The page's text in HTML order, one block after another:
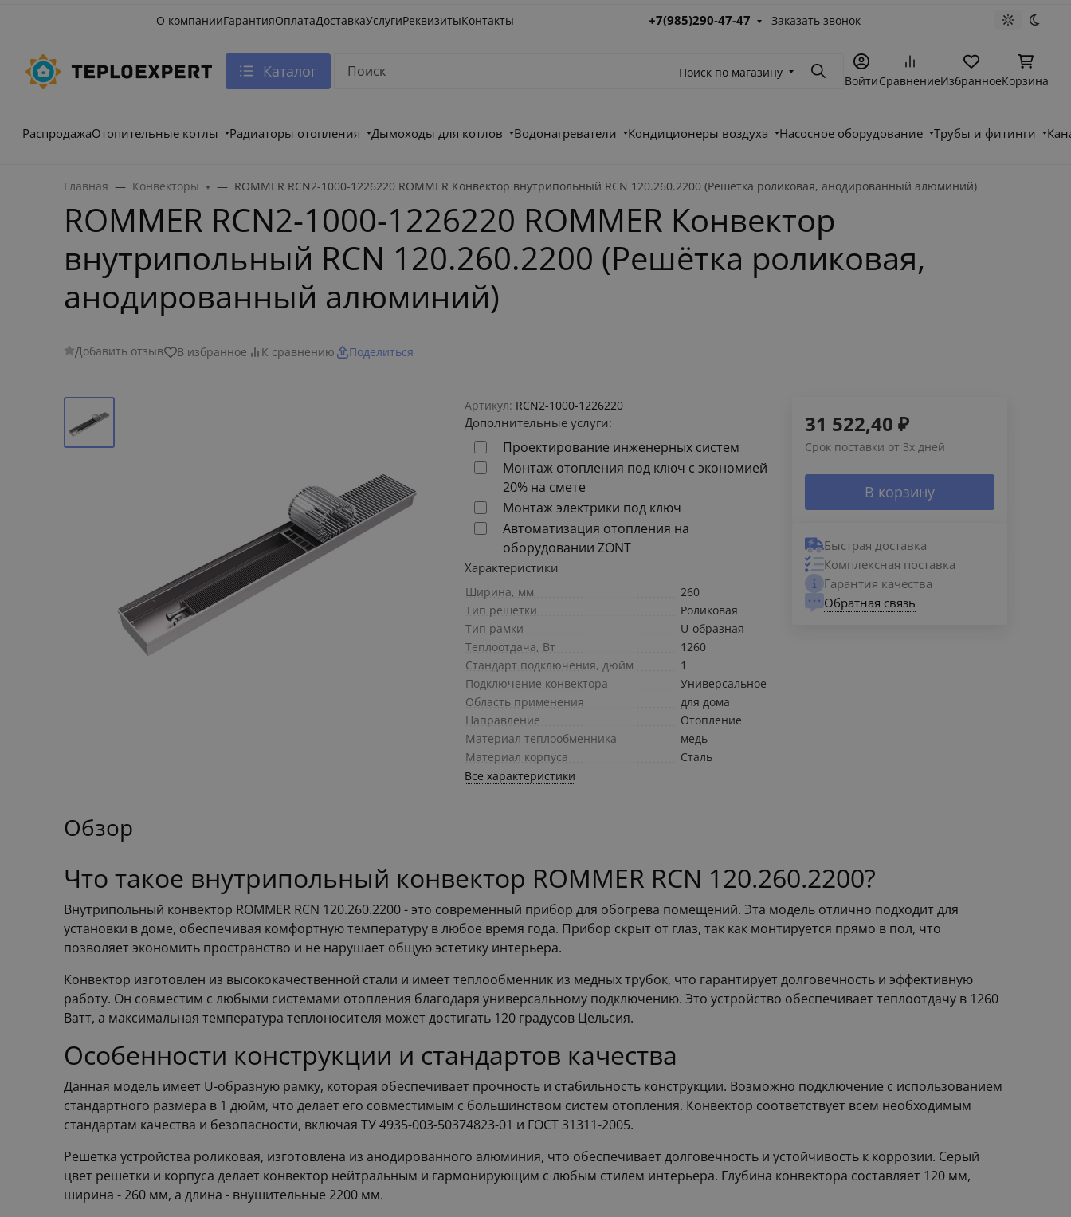
О компанииГарантияОплатаДоставкаУслугиРеквизитыКонтакты +7(985)290-47-47 Заказать звонок Светлая
Каталог Поиск по магазину ПоискВойтиСравнениеИзбранноеКорзина
РаспродажаОтопительные котлы Радиаторы отопления Дымоходы для котлов Водонагреватели Кондиционеры воздуха Насосное оборудование Трубы и фитинги
Главная Конвекторы ROMMER RCN2-1000-1226220 ROMMER Конвектор внутрипольный RCN 120.260.2200 (Решётка роликовая, анодированный алюминий)
ROMMER RCN2-1000-1226220 ROMMER Конвектор
внутрипольный RCN 120.260.2200 (Решётка роликовая,
анодированный алюминий)
Добавить отзыв В избранное К сравнению Поделиться
Артикул: RCN2-1000-1226220
Дополнительные услуги:
Проектирование инженерных систем
Монтаж отопления под ключ с экономией
20% на смете
Монтаж электрики под ключ
Автоматизация отопления на
оборудовании ZONT
Характеристики
Ширина, мм
260
Тип решетки
Роликовая
Тип рамки
U-образная
Теплоотдача, Вт
1260
Стандарт подключения, дюйм
1
Подключение конвектора
Универсальное
Область применения
для дома
Направление
Отопление
Материал теплообменника
медь
Материал корпуса
Сталь
Все характеристики
31 522,40 ₽
Срок поставки от 3х дней
В корзину
Быстрая доставка
Комплексная поставка
Гарантия качества
Обратная связь
Обзор
Что такое внутрипольный конвектор ROMMER RCN 120.260.2200?
Внутрипольный конвектор ROMMER RCN 120.260.2200 - это современный прибор для обогрева помещений. Эта модель отлично подходит для
установки в доме, обеспечивая комфортную температуру в любое время года. Прибор скрыт от глаз, так как монтируется прямо в пол, что
позволяет экономить пространство и не нарушает общую эстетику интерьера.
Конвектор изготовлен из высококачественной стали и имеет теплообменник из медных трубок, что гарантирует долговечность и эффективную
работу. Он совместим с любыми системами отопления благодаря универсальному подключению. Это устройство обеспечивает теплоотдачу в 1260
Ватт, а максимальная температура теплоносителя может достигать 120 градусов Цельсия.
Особенности конструкции и стандартов качества
Данная модель имеет U-образную рамку, которая обеспечивает прочность и стабильность конструкции. Возможно подключение с использованием
стандартного размера в 1 дюйм, что делает его совместимым с большинством систем отопления. Конвектор соответствует всем необходимым
стандартам качества и безопасности, включая ТУ 4935-003-50374823-01 и ГОСТ 31311-2005.
Решетка устройства роликовая, изготовлена из анодированного алюминия, что обеспечивает долговечность и устойчивость к коррозии. Серый
цвет решетки и корпуса делает конвектор нейтральным и гармонирующим с любым стилем интерьера. Глубина конвектора составляет 120 мм,
ширина - 260 мм, а длина - внушительные 2200 мм.